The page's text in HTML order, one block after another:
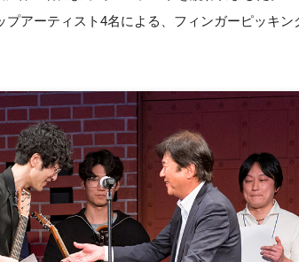
アーティスト4名による、フィンガーピッキン